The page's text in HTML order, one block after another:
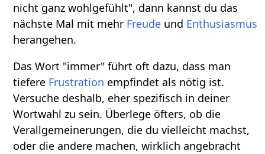
nicht ganz wohlgefühlt", dann kannst du das
nächste Mal mit mehr Freude und Enthusiasmus
herangehen.
Das Wort "immer" führt oft dazu, dass man
tiefere Frustration empfindet als nötig ist.
Versuche deshalb, eher spezifisch in deiner
Wortwahl zu sein. Überlege öfters, ob die
Verallgemeinerungen, die du vielleicht machst,
oder die andere machen, wirklich angebracht